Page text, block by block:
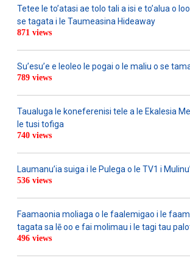
Tetee le to’atasi ae tolo tali a isi e to’alua o
se tagata i le Taumeasina Hideaway
871 views
Su’esu’e e leoleo le pogai o le maliu o se
789 views
Taualuga le koneferenisi tele a le Ekalesia
le tusi tofiga
740 views
Laumanu’ia suiga i le Pulega o le TV1 i
536 views
Faamaonia moliaga o le faalemigao i le
tagata sa lē oo e fai molimau i le tagi tau
496 views